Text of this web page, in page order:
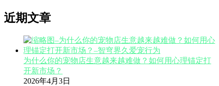
近期文章
为什么你的宠物店生意越来越难做？如何用心理锚定打
开新市场？
2026年4月3日